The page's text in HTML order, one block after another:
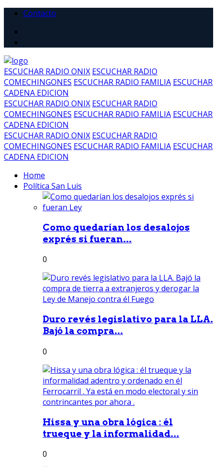
Contacto
ESCUCHAR RADIO ONIX ESCUCHAR RADIO
COMECHINGONES ESCUCHAR RADIO FAMILIA ESCUCHAR
CADENA EDICION
ESCUCHAR RADIO ONIX ESCUCHAR RADIO
COMECHINGONES ESCUCHAR RADIO FAMILIA ESCUCHAR
CADENA EDICION
ESCUCHAR RADIO ONIX ESCUCHAR RADIO
COMECHINGONES ESCUCHAR RADIO FAMILIA ESCUCHAR
CADENA EDICION
Home
Política San Luis
Como quedarían los desalojos
exprés si fueran...
0
Duro revés legislativo para la LLA.
Bajó la compra...
0
Hissa y una obra lógica : él
trueque y la informalidad...
0